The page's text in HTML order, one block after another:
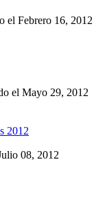
el Febrero 16, 2012
el Mayo 29, 2012
2012
08, 2012